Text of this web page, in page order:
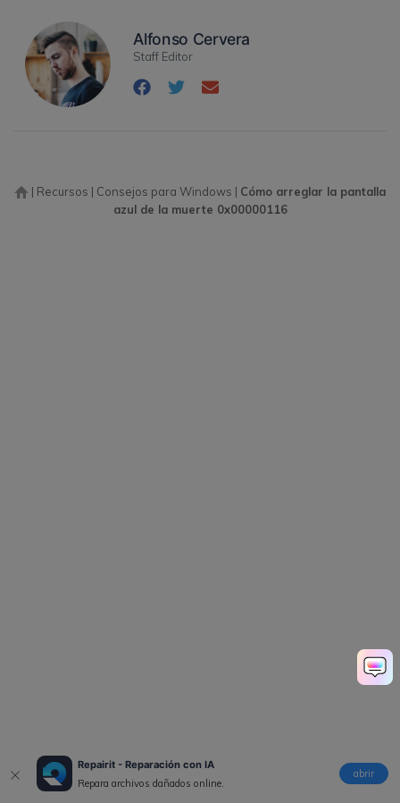
Repairit - Reparación con IA
Repara archivos dañados online.
abrir
Alfonso Cervera
Staff Editor
| Recursos | Consejos para Windows | Cómo arreglar la pantalla
azul de la muerte 0x00000116